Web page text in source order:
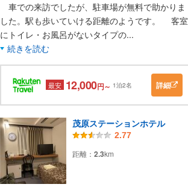
車での来訪でしたが、駐車場が無料で助かりま
した。駅も歩いていける距離のようです。 客室
にトイレ・お風呂がないタイプの...
続きを読む
最安 12,000円～ 1泊2名 詳細
茂原ステーションホテル
2.77
距離： 2.3km